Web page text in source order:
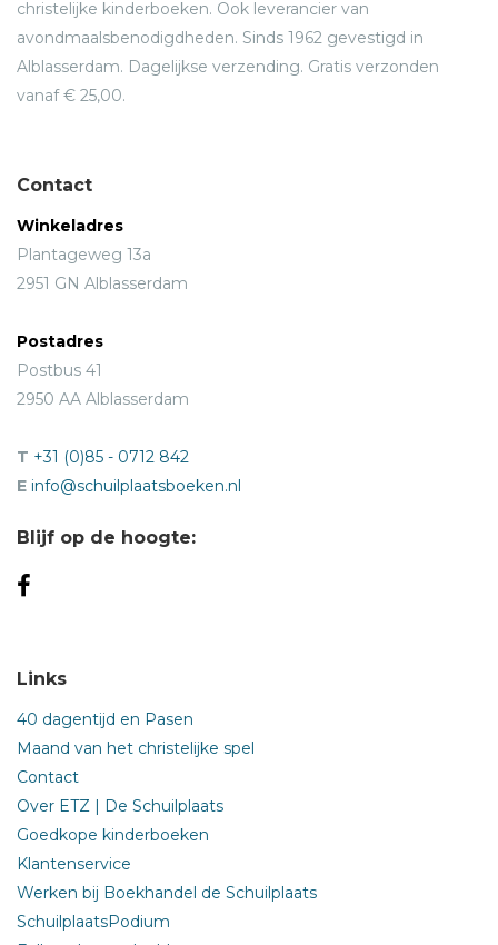
christelijke kinderboeken. Ook leverancier van
avondmaalsbenodigdheden. Sinds 1962 gevestigd in
Alblasserdam. Dagelijkse verzending. Gratis verzonden
vanaf € 25,00.
Contact
Winkeladres
Plantageweg 13a
2951 GN Alblasserdam
Postadres
Postbus 41
2950 AA Alblasserdam
T +31 (0)85 - 0712 842
E info@schuilplaatsboeken.nl
Blijf op de hoogte:
Links
40 dagentijd en Pasen
Maand van het christelijke spel
Contact
Over ETZ | De Schuilplaats
Goedkope kinderboeken
Klantenservice
Werken bij Boekhandel de Schuilplaats
SchuilplaatsPodium